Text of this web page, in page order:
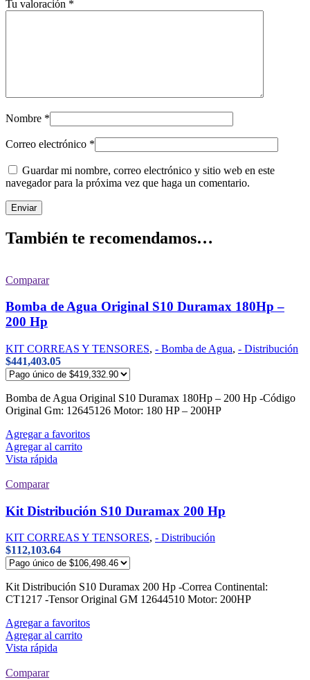
Tu valoración *
Nombre *
Correo electrónico *
Guardar mi nombre, correo electrónico y sitio web en este
navegador para la próxima vez que haga un comentario.
También te recomendamos…
Comparar
Bomba de Agua Original S10 Duramax 180Hp –
200 Hp
KIT CORREAS Y TENSORES, - Bomba de Agua, - Distribución
$441,403.05
Bomba de Agua Original S10 Duramax 180Hp – 200 Hp -Código
Original Gm: 12645126 Motor: 180 HP – 200HP
Agregar a favoritos
Agregar al carrito
Vista rápida
Comparar
Kit Distribución S10 Duramax 200 Hp
KIT CORREAS Y TENSORES, - Distribución
$112,103.64
Kit Distribución S10 Duramax 200 Hp -Correa Continental:
CT1217 -Tensor Original GM 12644510 Motor: 200HP
Agregar a favoritos
Agregar al carrito
Vista rápida
Comparar